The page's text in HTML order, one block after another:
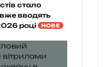
стало
вводять
році
НОВЕ